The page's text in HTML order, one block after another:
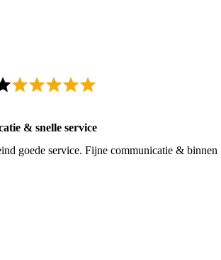
& snelle service
goede service. Fijne communicatie &